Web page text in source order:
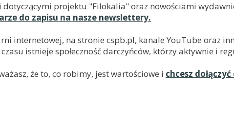
projektu "Filokalia" oraz nowościami
do zapisu na nasze newslettery.
internetowej, na stronie cspb.pl, kanale YouTube oraz
istnieje społeczność darczyńców, którzy aktywnie i
że to, co robimy, jest wartościowe i chcesz